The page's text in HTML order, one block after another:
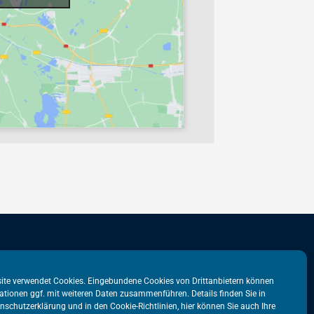
verwendet Cookies. Eingebundene Cookies von Drittanbietern können
ggf. mit weiteren Daten zusammenführen. Details finden Sie in
und in den Cookie-Richtlinien, hier können Sie auch Ihre
31
VATM-Büro Brüssel
„House of Competition“